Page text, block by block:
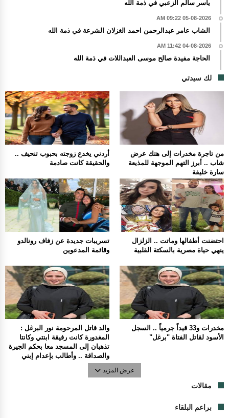
ياسر سالم الزعبي في ذمة الله
05-08-2026 09:22 AM
الشاب عامر عبدالرحمن احمد الغزلان الشرعة في ذمة الله
04-08-2026 11:42 AM
الحاجة مفيدة صالح موسى العبداللات في ذمة الله
لك سيدتي
أردني يخدع زوجته بحبوب تنحيف ..
والحقيقة كانت صادمة
من تاجرة مخدرات إلى هتك عرض
شاب .. أبرز التهم الموجهة للمذيعة
سارة خليفة
تسريبات جديدة عن زفاف رونالدو
وقائمة المدعوين
احتضنت أطفالها وماتت .. الزلزال
ينهي حياة مصرية بالسكتة القلبية
والد قاتل المرحومة نور البرغل :
المغدورة كانت رفيقة ابنتي وكانتا
تذهبان إلى المسجد معا بحكم الجيرة
والصداقة .. وأطالب بإعدام إبني
مخدرات و33 قيداً جرمياً .. السجل
الأسود لقاتل الفتاة "برغل"
عرض المزيد
مقالات
براعم البلقاء